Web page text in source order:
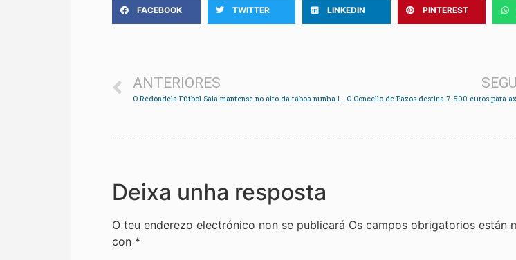
FACEBOOK TWITTER LINKEDIN PINTEREST
ANTERIORES
O Redondela Fútbol Sala mantense no alto da táboa nunha liga moi igualada
Deixa unha resposta
O teu enderezo electrónico non se publicará Os campos obrigatorios están
con *